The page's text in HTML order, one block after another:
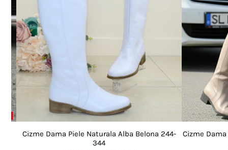
Cizme Dama Piele Naturala Alba Belona 244-
344
Cizme